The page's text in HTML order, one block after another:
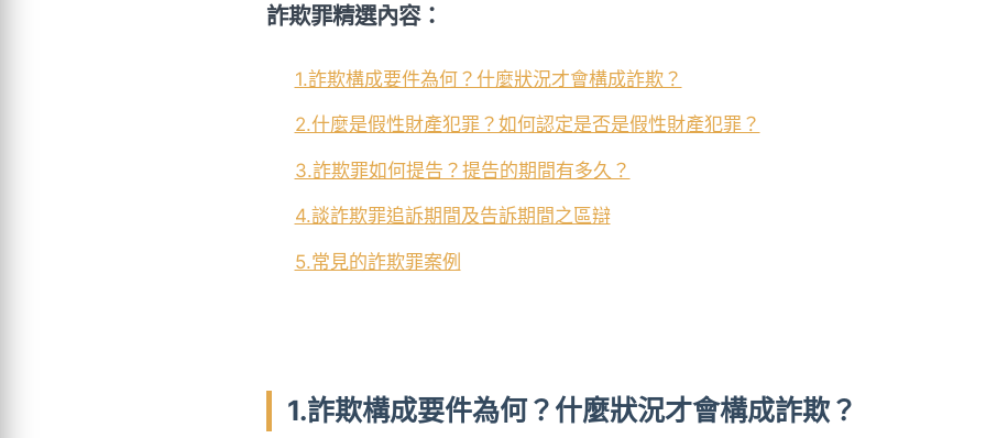
詐欺罪精選內容：
1.詐欺構成要件為何？什麼狀況才會構成詐欺？
2.什麼是假性財產犯罪？如何認定是否是假性財產犯罪？
3.詐欺罪如何提告？提告的期間有多久？
4.談詐欺罪追訴期間及告訴期間之區辯
5.常見的詐欺罪案例
1.詐欺構成要件為何？什麼狀況才會構成詐欺？